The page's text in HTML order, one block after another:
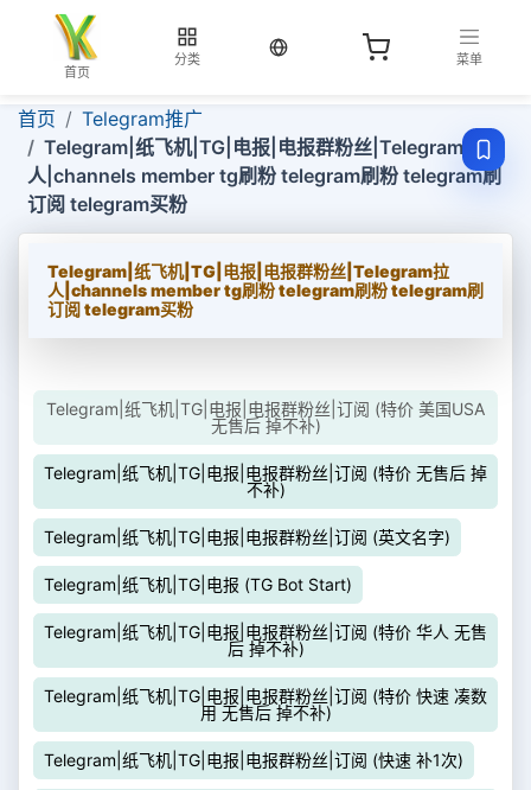
首页
分类
当前语言：中文
菜单
首页
Telegram推广
Telegram|纸飞机|TG|电报|电报群粉丝|Telegram拉
人|channels member tg刷粉 telegram刷粉 telegram刷
订阅 telegram买粉
Telegram|纸飞机|TG|电报|电报群粉丝|Telegram拉
人|channels member tg刷粉 telegram刷粉 telegram刷
订阅 telegram买粉
Telegram|纸飞机|TG|电报|电报群粉丝|订阅 (特价 美国USA
无售后 掉不补)
Telegram|纸飞机|TG|电报|电报群粉丝|订阅 (特价 无售后 掉
不补)
Telegram|纸飞机|TG|电报|电报群粉丝|订阅 (英文名字)
Telegram|纸飞机|TG|电报 (TG Bot Start)
Telegram|纸飞机|TG|电报|电报群粉丝|订阅 (特价 华人 无售
后 掉不补)
Telegram|纸飞机|TG|电报|电报群粉丝|订阅 (特价 快速 凑数
用 无售后 掉不补)
Telegram|纸飞机|TG|电报|电报群粉丝|订阅 (快速 补1次)